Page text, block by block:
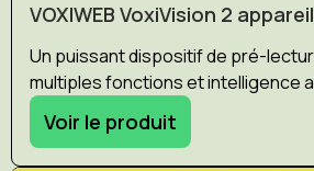
VOXIWEB VoxiVision 2
Un puissant dispositif de pré-
multiples fonctions et intelligence
Voir le produit